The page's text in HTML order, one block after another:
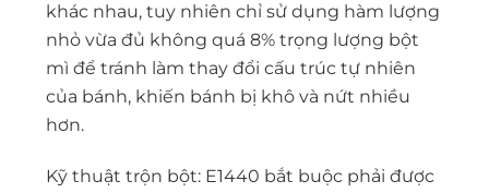
khác nhau, tuy nhiên chỉ sử dụng hàm lượng
nhỏ vừa đủ không quá 8% trọng lượng bột
mì để tránh làm thay đổi cấu trúc tự nhiên
của bánh, khiến bánh bị khô và nứt nhiều
hơn.
Kỹ thuật trộn bột: E1440 bắt buộc phải được